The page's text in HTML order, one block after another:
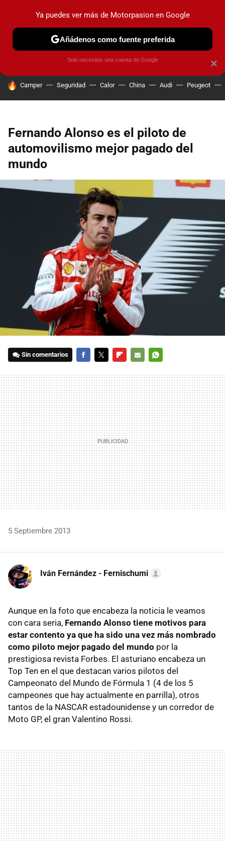
PRUEBAS COCHES ELÉCTRICOS OBSERVATORIO
HOY SE HABLA DE
Camper Seguridad Calor China Audi Peugeot
Fernando Alonso es el piloto de
automovilismo mejor pagado del
mundo
Sin comentarios
MAIL
5 Septiembre 2013
Iván Fernández - Fernischumi
Aunque en la foto que encabeza la noticia le veamos
con cara seria, Fernando Alonso tiene motivos para
estar contento ya que ha sido una vez más nombrado
como piloto mejor pagado del mundo por la
prestigiosa revista Forbes. El asturiano encabeza un
Top Ten en el que destacan varios pilotos del
Campeonato del Mundo de Fórmula 1 (4 de los 5
campeones que hay actualmente en parrilla), otros
tantos de la NASCAR estadounidense y un corredor de
Moto GP, el gran Valentino Rossi.
×
Ya puedes ver más de Motorpasion en Google
Añádenos como fuente preferida
Solo necesitas una cuenta de Google